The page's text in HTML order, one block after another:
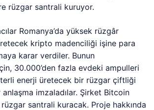
rüzgar santrali kuruyor.
Romanya’da yüksek rüzgâr
kripto madenciliği işine para
karar verdiler. Bunun
30.000’den fazla evdeki ampulleri
enerji üretecek bir rüzgar çiftliği
imzaladılar. Şirket Bitcoin
santrali kuracak. Proje hakkında